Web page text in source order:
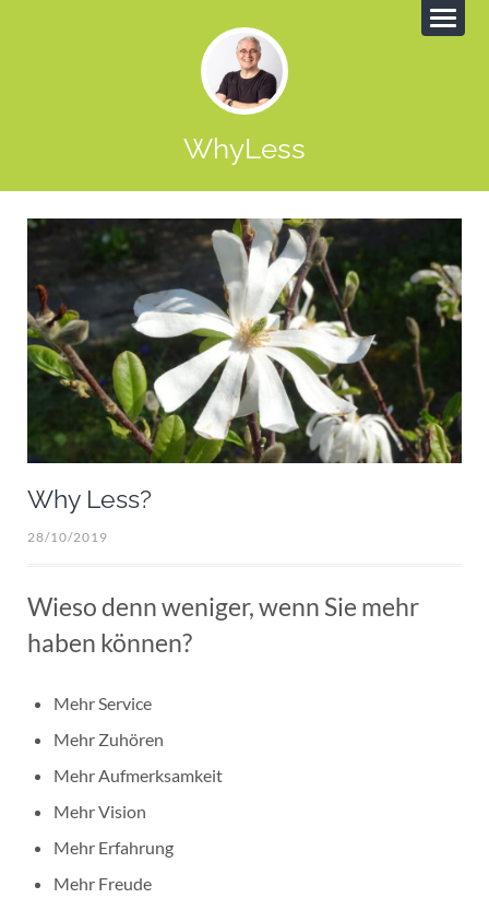
WhyLess
Why Less?
28/10/2019
Wieso denn weniger, wenn Sie mehr
haben können?
Mehr Service
Mehr Zuhören
Mehr Aufmerksamkeit
Mehr Vision
Mehr Erfahrung
Mehr Freude